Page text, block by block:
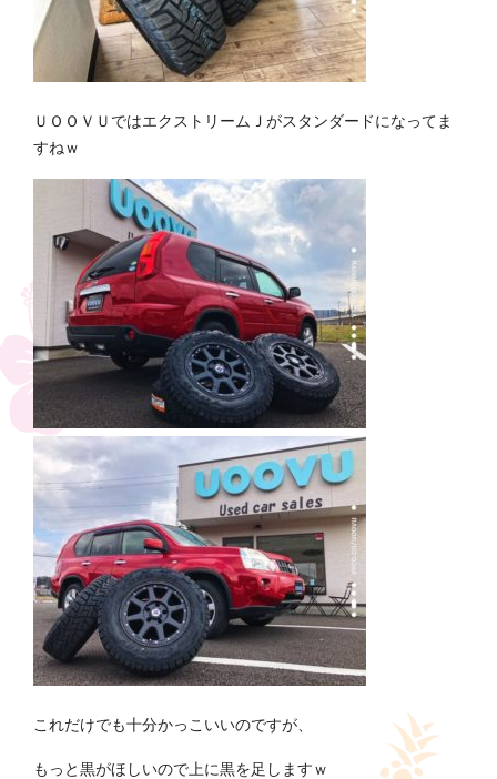
ＵＯＯＶＵではエクストリームＪがスタンダードになってま
すねｗ
これだけでも十分かっこいいのですが、
もっと黒がほしいので上に黒を足しますｗ